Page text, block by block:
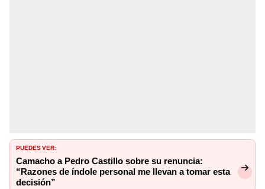
PUEDES VER:
Camacho a Pedro Castillo sobre su renuncia:
“Razones de índole personal me llevan a tomar esta
decisión”